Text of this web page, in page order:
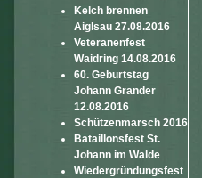
Kelch brennen
Aiglsau 27.08.2016
Veteranenfest
Waidring 14.08.2016
60. Geburtstag
Johann Grander
12.08.2016
Schützenmarsch 2016
Bataillonsfest St.
Johann im Walde
Wiedergründungsfest